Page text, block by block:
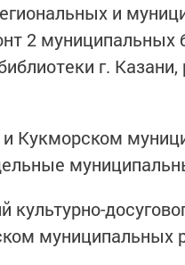
и
2
г.
Кукморском
муниципальных